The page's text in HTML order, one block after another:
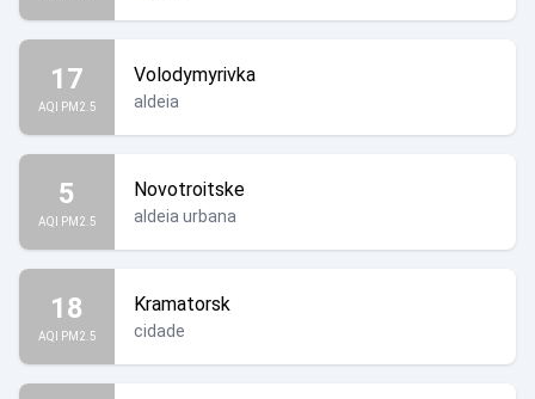
17
AQI PM2.5
Volodymyrivka
aldeia
5
AQI PM2.5
Novotroitske
aldeia urbana
18
AQI PM2.5
Kramatorsk
cidade